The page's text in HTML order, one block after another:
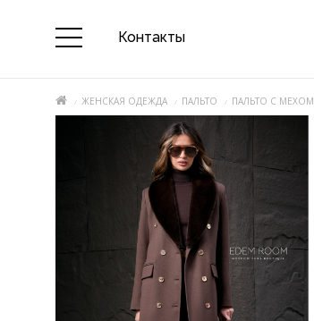
Контакты
ЖЕНСКАЯ ОДЕЖДА ПАЛЬТО ПАЛЬТО С МЕХОМ